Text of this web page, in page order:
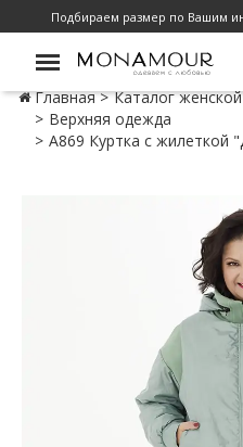
Подбираем размер по Вашим
Главная
Каталог
Верхняя одежда
А869 Куртка с жилеткой